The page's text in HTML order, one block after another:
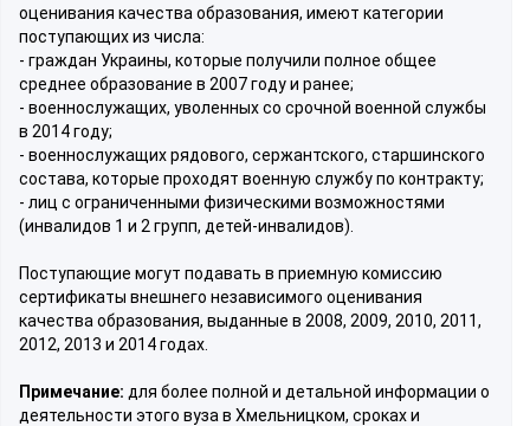
оценивания качества образования, имеют категории
поступающих из числа:
- граждан Украины, которые получили полное общее
среднее образование в 2007 году и ранее;
- военнослужащих, уволенных со срочной военной службы
в 2014 году;
- военнослужащих рядового, сержантского, старшинского
состава, которые проходят военную службу по контракту;
- лиц с ограниченными физическими возможностями
(инвалидов 1 и 2 групп, детей-инвалидов).
Поступающие могут подавать в приемную комиссию
сертификаты внешнего независимого оценивания
качества образования, выданные в 2008, 2009, 2010, 2011,
2012, 2013 и 2014 годах.
Примечание: для более полной и детальной информации о
деятельности этого вуза в Хмельницком, сроках и